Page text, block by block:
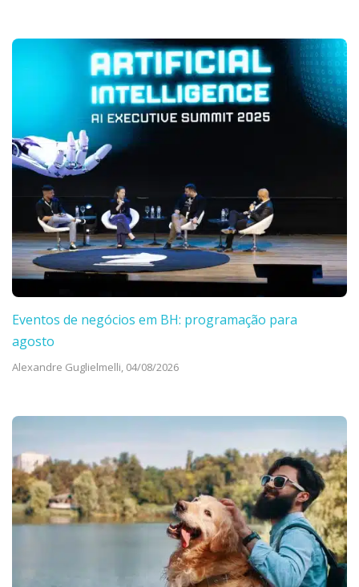
Eventos de negócios em BH: programação para
agosto
Alexandre Guglielmelli, 04/08/2026